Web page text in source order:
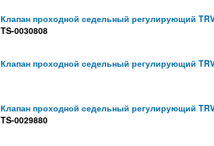
Клапан проходной седельный регулирующий
TS-0030808
Клапан проходной седельный регулирующий
Клапан проходной седельный регулирующий
TS-0029880